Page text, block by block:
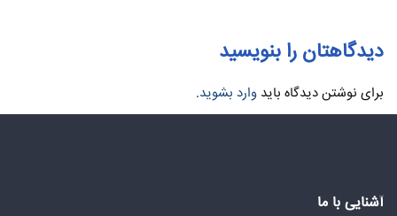
دیدگاهتان را بنویسید
برای نوشتن دیدگاه باید وارد بشوید.
آشنایی با ما